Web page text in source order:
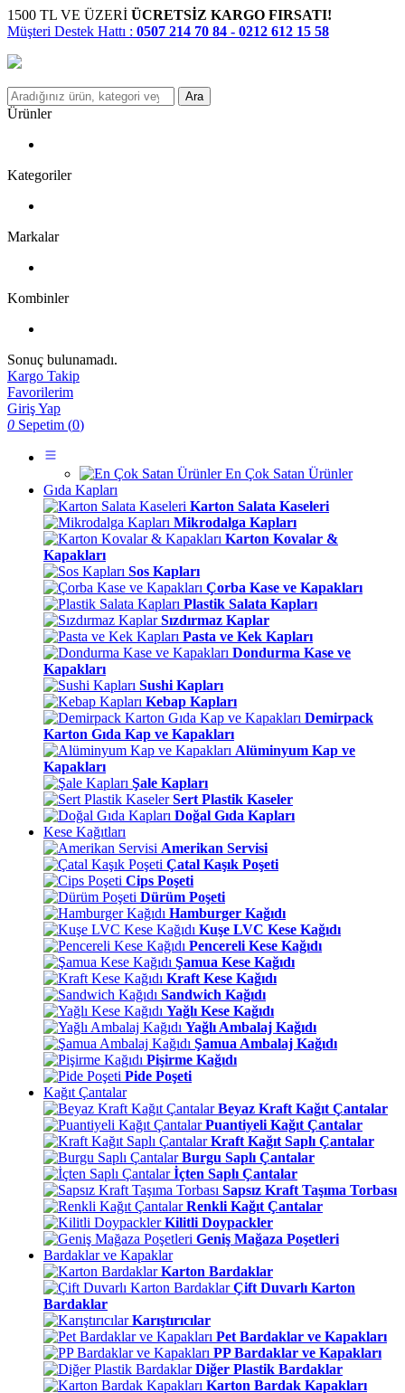
1500 TL VE ÜZERİ ÜCRETSİZ KARGO FIRSATI!
Müşteri Destek Hattı : 0507 214 70 84 - 0212 612 15 58
Ara
Ürünler
Kategoriler
Markalar
Kombinler
Sonuç bulunamadı.
Kargo Takip
Favorilerim
Giriş Yap
0 Sepetim (0)
En Çok Satan Ürünler
Gıda Kapları
Karton Salata Kaseleri
Mikrodalga Kapları
Karton Kovalar &
Kapakları
Sos Kapları
Çorba Kase ve Kapakları
Plastik Salata Kapları
Sızdırmaz Kaplar
Pasta ve Kek Kapları
Dondurma Kase ve
Kapakları
Sushi Kapları
Kebap Kapları
Demirpack
Karton Gıda Kap ve Kapakları
Alüminyum Kap ve
Kapakları
Şale Kapları
Sert Plastik Kaseler
Doğal Gıda Kapları
Kese Kağıtları
Amerikan Servisi
Çatal Kaşık Poşeti
Cips Poşeti
Dürüm Poşeti
Hamburger Kağıdı
Kuşe LVC Kese Kağıdı
Pencereli Kese Kağıdı
Şamua Kese Kağıdı
Kraft Kese Kağıdı
Sandwich Kağıdı
Yağlı Kese Kağıdı
Yağlı Ambalaj Kağıdı
Şamua Ambalaj Kağıdı
Pişirme Kağıdı
Pide Poşeti
Kağıt Çantalar
Beyaz Kraft Kağıt Çantalar
Puantiyeli Kağıt Çantalar
Kraft Kağıt Saplı Çantalar
Burgu Saplı Çantalar
İçten Saplı Çantalar
Sapsız Kraft Taşıma Torbası
Renkli Kağıt Çantalar
Kilitli Doypackler
Geniş Mağaza Poşetleri
Bardaklar ve Kapaklar
Karton Bardaklar
Çift Duvarlı Karton
Bardaklar
Karıştırıcılar
Pet Bardaklar ve Kapakları
PP Bardaklar ve Kapakları
Diğer Plastik Bardaklar
Karton Bardak Kapakları